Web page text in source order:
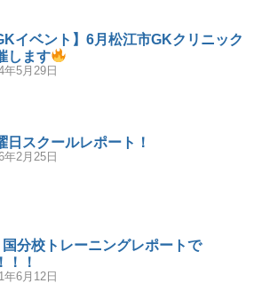
イベント】6月松江市GKクリニック
します
年5月29日
日スクールレポート！
年2月25日
国分校トレーニングレポートで
！！
年6月12日